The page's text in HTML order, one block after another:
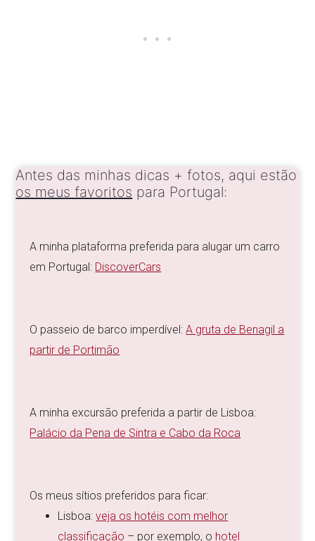
Antes das minhas dicas + fotos, aqui estão
os meus favoritos para Portugal:
A minha plataforma preferida para alugar um carro
em Portugal: DiscoverCars
O passeio de barco imperdível:A gruta de Benagil a
partir de Portimão
A minha excursão preferida a partir de Lisboa:
Palácio da Pena de Sintra e Cabo da Roca
Os meus sítios preferidos para ficar:
Lisboa:veja os hotéis com melhor
classificação – por exemplo, o hotel